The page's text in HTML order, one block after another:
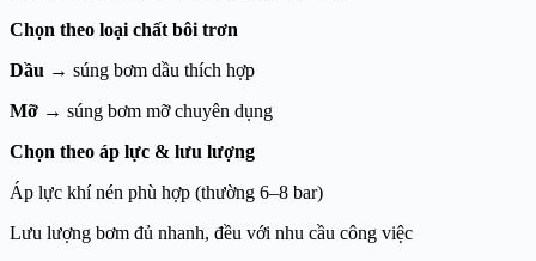
Chọn theo loại chất bôi trơn
Dầu → súng bơm dầu thích hợp
Mỡ → súng bơm mỡ chuyên dụng
Chọn theo áp lực & lưu lượng
Áp lực khí nén phù hợp (thường 6–8 bar)
Lưu lượng bơm đủ nhanh, đều với nhu cầu công việc